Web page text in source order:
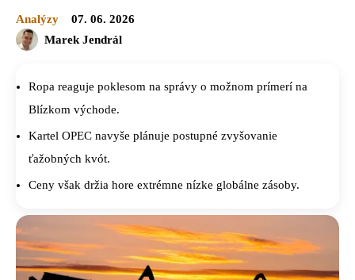
Analýzy
07. 06. 2026
Marek Jendrál
Ropa reaguje poklesom na správy o možnom prímerí na
Blízkom východe.
Kartel OPEC navyše plánuje postupné zvyšovanie
ťažobných kvót.
Ceny však držia hore extrémne nízke globálne zásoby.